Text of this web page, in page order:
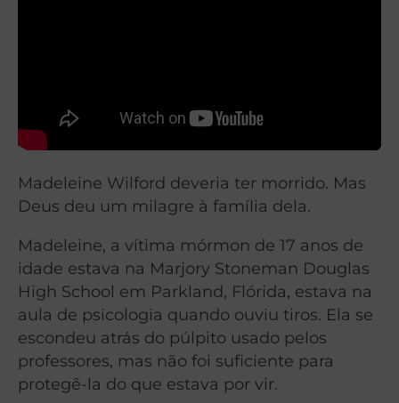
Madeleine Wilford deveria ter morrido. Mas
Deus deu um milagre à família dela.
Madeleine, a vítima mórmon de 17 anos de
idade estava na Marjory Stoneman Douglas
High School em Parkland, Flórida, estava na
aula de psicologia quando ouviu tiros. Ela se
escondeu atrás do púlpito usado pelos
professores, mas não foi suficiente para
protegê-la do que estava por vir.